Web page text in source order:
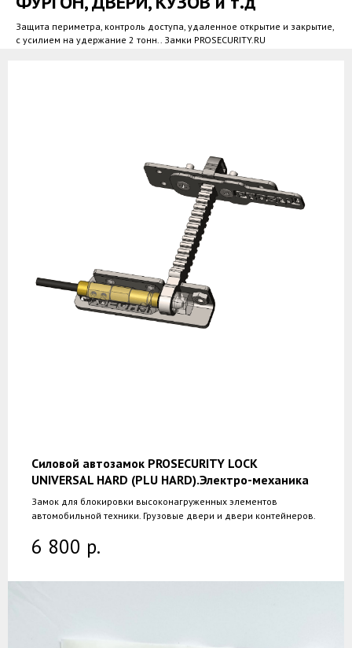
Защита периметра, контроль доступа, удаленное открытие и закрытие,
с усилием на удержание 2 тонн.. Замки PROSECURITY.RU
Силовой автозамок PROSECURITY LOCK
UNIVERSAL HARD (PLU HARD).Электро-механика
Замок для блокировки высоконагруженных элементов
автомобильной техники. Грузовые двери и двери контейнеров.
6 800 р.